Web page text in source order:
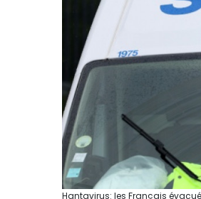
Hantavirus: les Français